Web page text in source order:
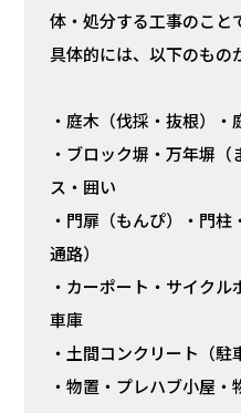
体・処分する工事のこと
具体的には、以下のもの
・庭木（伐採・抜根）
・ブロック塀・万年塀
ス・囲い
・門扉（もんぴ）・門
通路）
・カーポート・サイクル
車庫
・土間コンクリート（駐
・物置・プレハブ小屋・